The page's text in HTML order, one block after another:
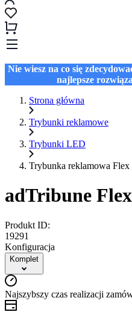
Nie wiesz na co się
najlepsze
Strona główna
Trybunki reklamowe
Trybunki LED
Trybunka reklamowa Flex
adTribune
Produkt ID:
19291
Konfiguracja
Komplet
Najszybszy czas realizacji